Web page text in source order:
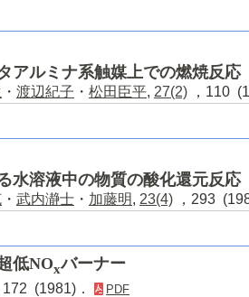
アルミナ系触媒上での燃焼反応
・ 渡辺紀子 ・ 松田臣平, 27(2) ，110
水溶液中の物質の酸化還元反応
・ 武内瀞士 ・ 加藤明, 23(4) ，293
低NOxバーナー
172 (1981)． PDF